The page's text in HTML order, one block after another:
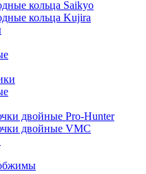
кольца Saikyo
кольца Kujira
двойные Pro-Hunter
двойные VMC